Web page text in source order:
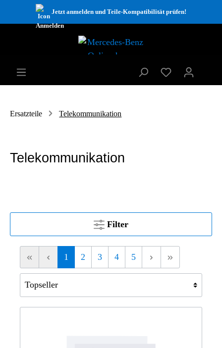
Jetzt anmelden und Teile-Kompatibilität prüfen!
Ersatzteile Telekommunikation
Telekommunikation
Filter
1 2 3 4 5